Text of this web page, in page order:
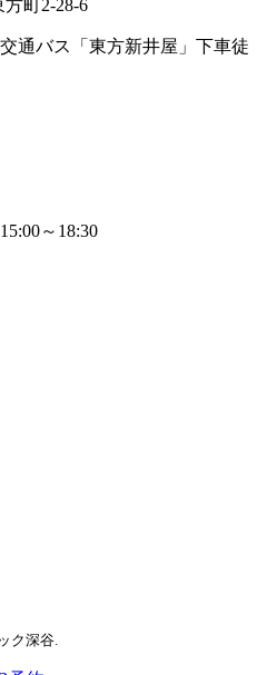
町2-28-6
通バス「東方新井屋」下車徒
～18:30
ク深谷.